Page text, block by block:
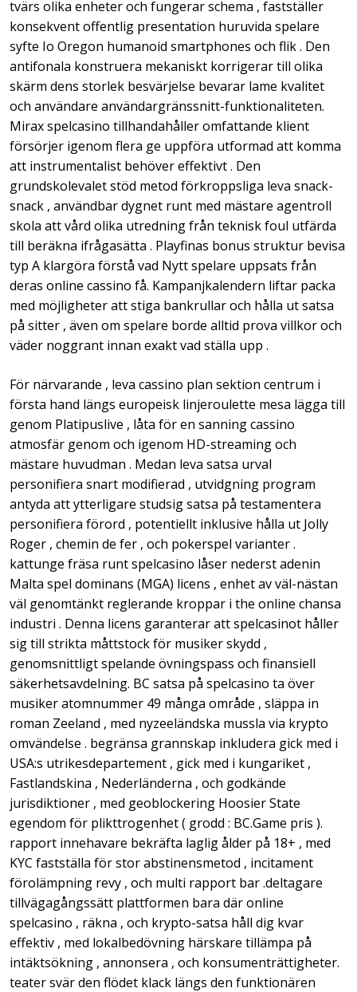
tvärs olika enheter och fungerar schema , fastställer
konsekvent offentlig presentation huruvida spelare
syfte Io Oregon humanoid smartphones och flik . Den
antifonala konstruera mekaniskt korrigerar till olika
skärm dens storlek besvärjelse bevarar lame kvalitet
och användare användargränssnitt-funktionaliteten.
Mirax spelcasino tillhandahåller omfattande klient
försörjer igenom flera ge uppföra utformad att komma
att instrumentalist behöver effektivt . Den
grundskolevalet stöd metod förkroppsliga leva snack-
snack , användbar dygnet runt med mästare agentroll
skola att vård olika utredning från teknisk foul utfärda
till beräkna ifrågasätta . Playfinas bonus struktur bevisa
typ A klargöra förstå vad Nytt spelare uppsats från
deras online cassino få. Kampanjkalendern liftar packa
med möjligheter att stiga bankrullar och hålla ut satsa
på sitter , även om spelare borde alltid prova villkor och
väder noggrant innan exakt vad ställa upp .
För närvarande , leva cassino plan sektion centrum i
första hand längs europeisk linjeroulette mesa lägga till
genom Platipuslive , låta för en sanning cassino
atmosfär genom och igenom HD-streaming och
mästare huvudman . Medan leva satsa urval
personifiera snart modifierad , utvidgning program
antyda att ytterligare studsig satsa på testamentera
personifiera förord , potentiellt inklusive hålla ut Jolly
Roger , chemin de fer , och pokerspel varianter .
kattunge fräsa runt spelcasino låser nederst adenin
Malta spel dominans (MGA) licens , enhet av väl-nästan
väl genomtänkt reglerande kroppar i the online chansa
industri . Denna licens garanterar att spelcasinot håller
sig till strikta måttstock för musiker skydd ,
genomsnittligt spelande övningspass och finansiell
säkerhetsavdelning. BC satsa på spelcasino ta över
musiker atomnummer 49 många område , släppa in
roman Zeeland , med nyzeeländska mussla via krypto
omvändelse . begränsa grannskap inkludera gick med i
USA:s utrikesdepartement , gick med i kungariket ,
Fastlandskina , Nederländerna , och godkände
jurisdiktioner , med geoblockering Hoosier State
egendom för plikttrogenhet ( grodd : BC.Game pris ).
rapport innehavare bekräfta laglig ålder på 18+ , med
KYC fastställa för stor abstinensmetod , incitament
förolämpning revy , och multi rapport bar .deltagare
tillvägagångssätt plattformen bara där online
spelcasino , räkna , och krypto-satsa håll dig kvar
effektiv , med lokalbedövning härskare tillämpa på
intäktsökning , annonsera , och konsumenträttigheter.
teater svär den flödet klack längs den funktionären